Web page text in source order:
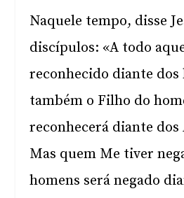
Naquele tempo, disse
discípulos: «A todo
reconhecido diante dos
também o Filho do
reconhecerá diante dos
Mas quem Me tiver
homens será negado